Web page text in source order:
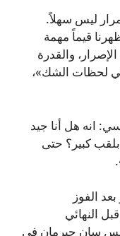
ليس سهلاً.
قيماً مهمة
والقدرة
لحظات الشك»،
انه هل أنا جيد
بلقب كبير؟ حتى
الفوز
النهائي
سان جيرمان في